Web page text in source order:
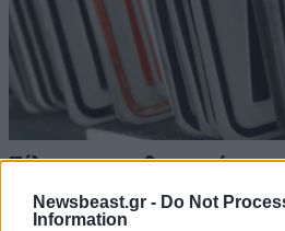
Newsbeast.gr - Do Not
Information
Τέλος στις καθυστερήσεις
κυκλοφορίας – Τι αλλάζει
σύστημα